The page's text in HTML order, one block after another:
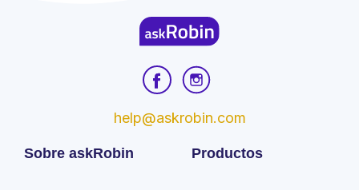
Sobre askRobin Productos
help@askrobin.com